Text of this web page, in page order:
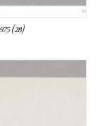
(28)